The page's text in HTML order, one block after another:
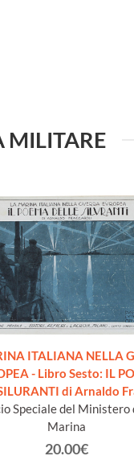
ITALIANA NELLA
- Libro Sesto: IL
di Arnaldo
Speciale del Ministero
Marina
20.00€